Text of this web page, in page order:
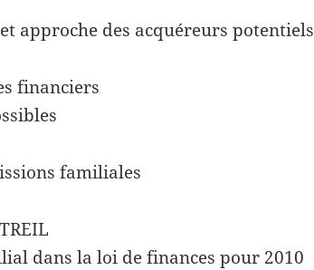
et approche des acquéreurs potentiels
financiers
familiales
dans la loi de finances pour 2010